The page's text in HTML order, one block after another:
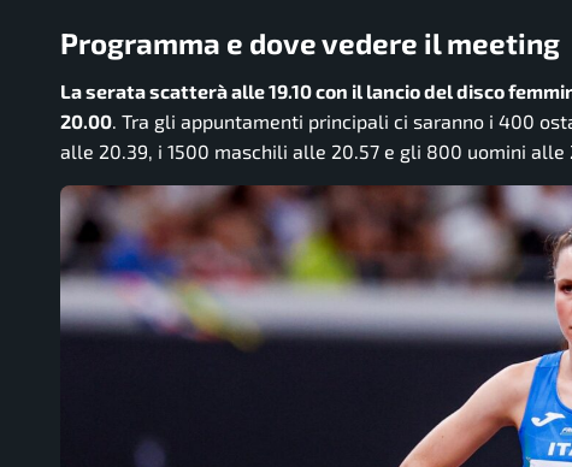
Programma e dove vedere il meeting
La serata scatterà alle 19.10 con il lancio del disco
20.00. Tra gli appuntamenti principali ci saranno i 400
alle 20.39, i 1500 maschili alle 20.57 e gli 800 uomini alle